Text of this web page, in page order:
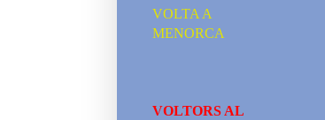
VOLTA A
MENORCA
VOLTORS AL